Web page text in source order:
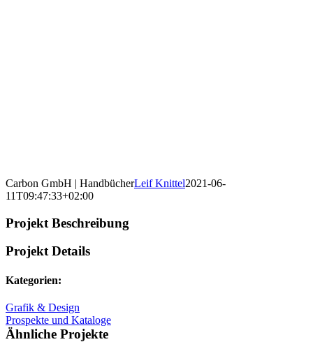
Carbon GmbH | HandbücherLeif Knittel2021-06-
11T09:47:33+02:00
Projekt Beschreibung
Projekt Details
Kategorien:
Grafik & Design
Prospekte und Kataloge
Ähnliche Projekte